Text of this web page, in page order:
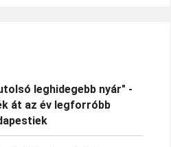
leghidegebb nyár" -
át az év legforróbb